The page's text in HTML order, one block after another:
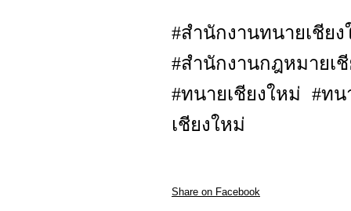
#สำนักงานทนายเ
#สำนักงานกฎหมายเ
#ทนายเชียงใหม่ #ท
เชียงใหม่
Share on Facebook